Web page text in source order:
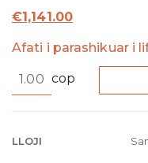
€1,141.00
Afati i parashikuar i
Intreccio
thermostatic
cop
LLOJI